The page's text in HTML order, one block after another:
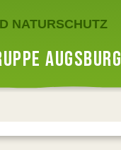
NATURSCHUTZ
AUGSBURG